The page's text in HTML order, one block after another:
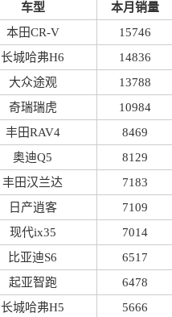
车型 本月销量
本田CR-V 15746
长城哈弗H6 14836
大众途观 13788
奇瑞瑞虎 10984
丰田RAV4 8469
奥迪Q5 8129
丰田汉兰达 7183
日产逍客 7109
现代ix35 7014
比亚迪S6 6517
起亚智跑 6478
长城哈弗H5 5666